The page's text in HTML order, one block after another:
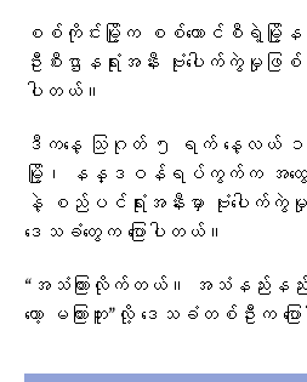
စစ်ကိုင်းမြို့က စစ်ကောင်စီရဲ့မြို့န
ဦးစီးဌာနရုံးအနီး ဗုံးပေါက်ကွဲမှုဖြစ်ပွ
ပါတယ်။
ဒီကနေ့ သြဂုတ် ၅ ရက် နေ့လယ်
မြို့၊ နန္ဒဝန်ရပ်ကွက်က အထွေထွေ
နဲ့ စည်ပင်ရုံးအနီးမှာ ဗုံးပေါက်ကွဲမှုဖ
ဒေသခံတွေက ပြောပါတယ်။
“အသံကြားလိုက်တယ်။ အသံနည်းန
တော့ မကြားဘူး”လို့ ဒေသခံတစ်ဦးက ပြ